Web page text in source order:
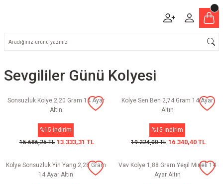
Sevgililer Günü Kolyesi
Sonsuzluk Kolye 2,20 Gram 14 Ayar
Altın
%15 İndirim
15.686,25 TL 13.333,31 TL
Kolye Sen Ben 2,74 Gram 14 Ayar
Altın
%15 İndirim
19.224,00 TL 16.340,40 TL
Kolye Sonsuzluk Yin Yang 2,28 Gram
14 Ayar Altın
Vav Kolye 1,88 Gram Yeşil Mineli 14
Ayar Altın